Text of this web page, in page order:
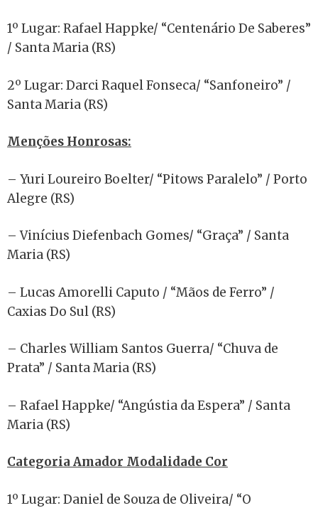
1º Lugar: Rafael Happke/ “Centenário De Saberes”
/ Santa Maria (RS)
2º Lugar: Darci Raquel Fonseca/ “Sanfoneiro” /
Santa Maria (RS)
Menções Honrosas:
– Yuri Loureiro Boelter/ “Pitows Paralelo” / Porto
Alegre (RS)
– Vinícius Diefenbach Gomes/ “Graça” / Santa
Maria (RS)
– Lucas Amorelli Caputo / “Mãos de Ferro” /
Caxias Do Sul (RS)
– Charles William Santos Guerra/ “Chuva de
Prata” / Santa Maria (RS)
– Rafael Happke/ “Angústia da Espera” / Santa
Maria (RS)
Categoria Amador Modalidade Cor
1º Lugar: Daniel de Souza de Oliveira/ “O